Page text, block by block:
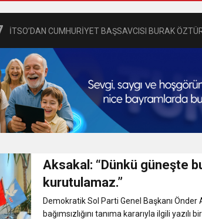
İTSO’DAN CUMHURİYET BAŞSAVCISI BURAK
İNCE’NİN CHP’DE KALMASININ PERDE ARKASI:
IŞIL Eczanesi Görkemli Bir Törenle Hizmete Açıldı
Belediye Başkanı İbrahim Gül, Cumhuriyet, Türk
HBB BAŞKANI ÖNTÜRK’ÜN CUMHURİYET BAYRAMI
Aksakal: “Dünkü güneşte
kurutulamaz.”
Demokratik Sol Parti Genel Başkanı Önder
bağımsızlığını tanıma kararıyla ilgili yazılı